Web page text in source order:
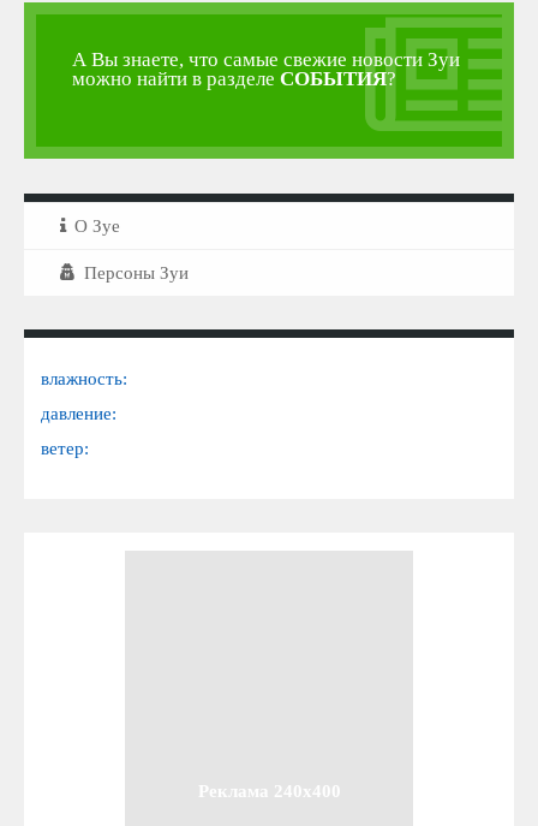
А Вы знаете, что самые свежие новости Зуи
можно найти в разделе СОБЫТИЯ?
О Зуе
Персоны Зуи
влажность:
давление:
ветер:
Реклама 240x400